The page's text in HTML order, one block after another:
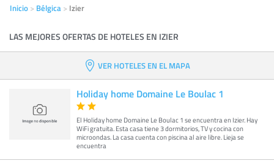
Inicio Bélgica Izier
LAS MEJORES OFERTAS DE HOTELES EN IZIER
VER HOTELES EN EL MAPA
Holiday home Domaine Le Boulac 1
El Holiday home Domaine Le Boulac 1 se encuentra en Izier. Hay
WiFi gratuita. Esta casa tiene 3 dormitorios, TV y cocina con
microondas. La casa cuenta con piscina al aire libre. Lieja se
encuentra